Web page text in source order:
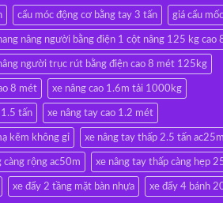
cẩu móc động cơ bằng tay 3 tấn giá cẩu
nâng người bằng điện 1 cột nâng 125 kg cao
người trục rút bằng điện cao 8 mét 125kg
8 mét xe nâng cao 1.6m tải 1000kg
1.5 tấn xe nâng tay cao 1.2 mét
kẽm không gỉ xe nâng tay thấp 2.5 tấn ac25m
rộng ac50m xe nâng tay thấp càng hẹp
xe đẩy 2 tầng mặt bàn nhựa xe đẩy 4 bánh